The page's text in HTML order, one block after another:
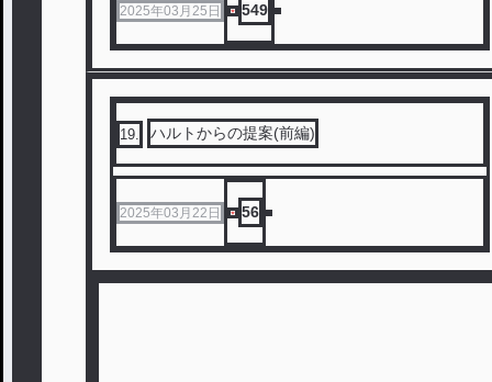
2025年03月25日 549
19. ハルトからの提案(前編)
2025年03月22日 56